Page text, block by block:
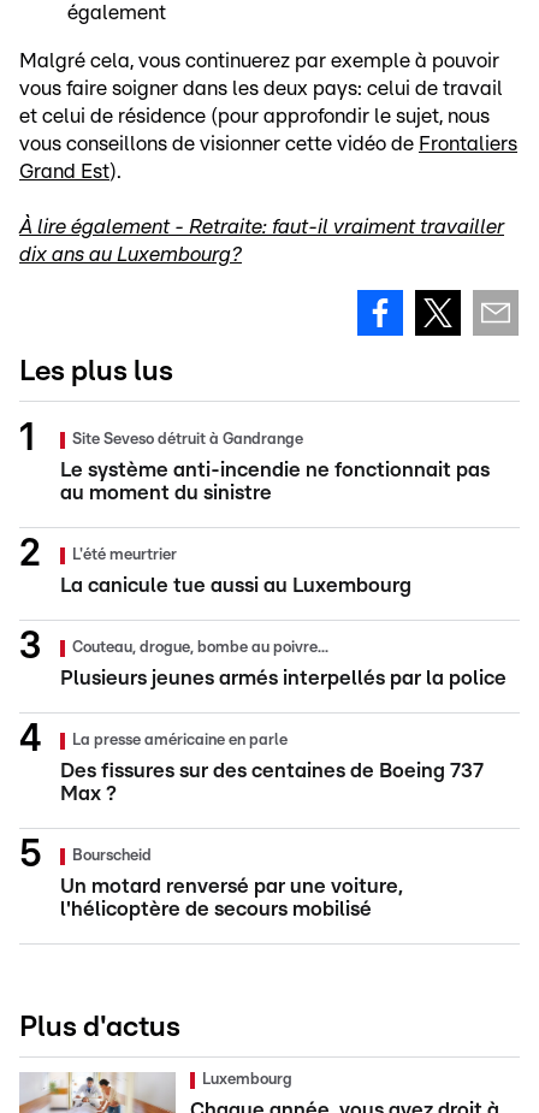
également
Malgré cela, vous continuerez par exemple à pouvoir
vous faire soigner dans les deux pays: celui de travail
et celui de résidence (pour approfondir le sujet, nous
vous conseillons de visionner cette vidéo de Frontaliers
Grand Est).
À lire également - Retraite: faut-il vraiment travailler
dix ans au Luxembourg?
Les plus lus
Site Seveso détruit à Gandrange
Le système anti-incendie ne fonctionnait pas
au moment du sinistre
L'été meurtrier
La canicule tue aussi au Luxembourg
Couteau, drogue, bombe au poivre...
Plusieurs jeunes armés interpellés par la police
La presse américaine en parle
Des fissures sur des centaines de Boeing 737
Max ?
Bourscheid
Un motard renversé par une voiture,
l'hélicoptère de secours mobilisé
Plus d'actus
Luxembourg